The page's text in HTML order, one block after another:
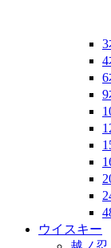
3
4
6
9
ウイスキー